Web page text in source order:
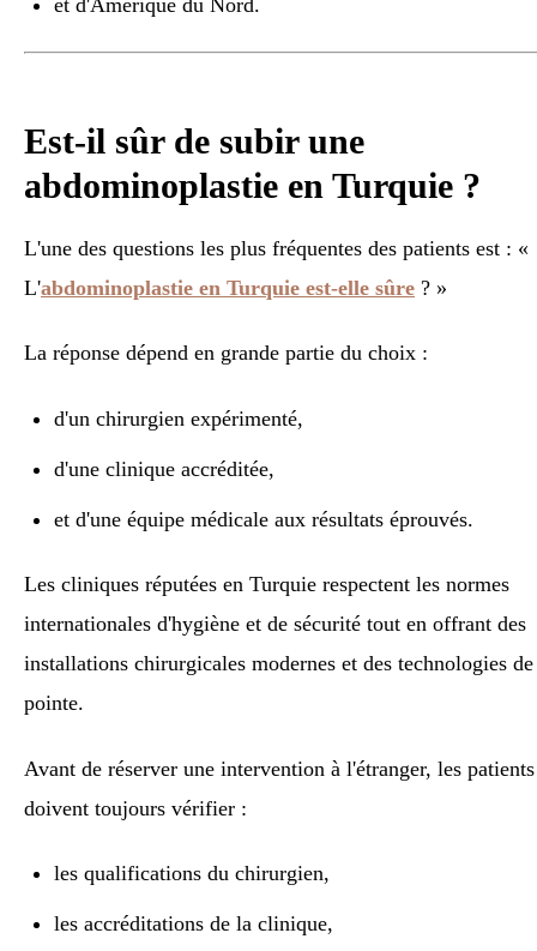
Est-il sûr de subir une
abdominoplastie en Turquie ?
L'une des questions les plus fréquentes des patients est : «
L'abdominoplastie en Turquie est-elle sûre ? »
La réponse dépend en grande partie du choix :
d'un chirurgien expérimenté,
d'une clinique accréditée,
et d'une équipe médicale aux résultats éprouvés.
Les cliniques réputées en Turquie respectent les normes
internationales d'hygiène et de sécurité tout en offrant des
installations chirurgicales modernes et des technologies de
pointe.
Avant de réserver une intervention à l'étranger, les patients
doivent toujours vérifier :
les qualifications du chirurgien,
les accréditations de la clinique,